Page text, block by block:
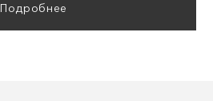
Подробнее